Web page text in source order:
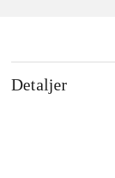
Detaljer